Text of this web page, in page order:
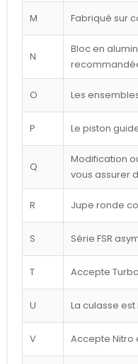
M Fabriqué sur
N
Bloc en
O Les
P Le piston
Q
Modification
vous assurer
R Jupe ronde
S Série FSR
T Accepte
U La culasse est
V Accepte Nitro